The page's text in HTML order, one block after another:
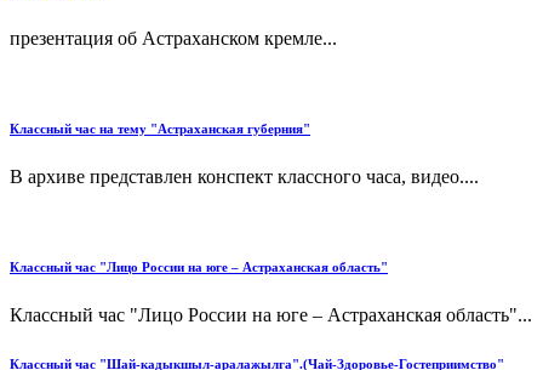
презентация об Астраханском кремле...
Классный час на тему "Астраханская губерния"
В архиве представлен конспект классного часа, видео....
Классный час "Лицо России на юге – Астраханская область"
Классный час "Лицо России на юге – Астраханская область"...
Классный час "Шай-кадыкшыл-аралажылга".(Чай-Здоровье-Гостеприимство"